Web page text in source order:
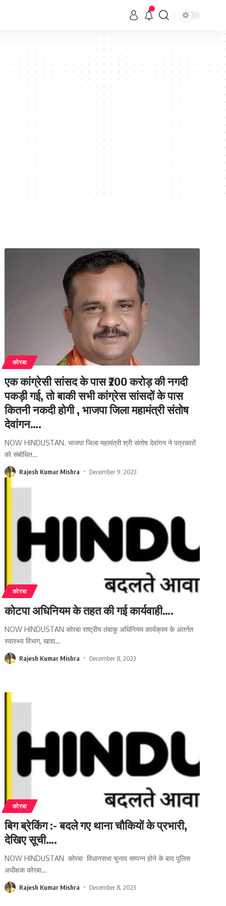
कोरबा
एक कांग्रेसी सांसद के पास ₹200 करोड़ की नगदी
पकड़ी गई, तो बाकी सभी कांग्रेस सांसदों के पास
कितनी नकदी होगी , भाजपा जिला महामंत्री संतोष
देवांगन….
NOW HINDUSTAN. भाजपा जिला महामंत्री श्री संतोष देवांगन ने पत्रकारों
को संबोधित…
Rajesh Kumar Mishra December 9, 2023
कोरबा
कोटपा अधिनियम के तहत की गई कार्यवाही….
NOW HINDUSTAN कोरबा राष्ट्रीय तंबाकू अधिनियम कार्यक्रम के अंतर्गत
स्वास्थ्य विभाग, खाद्य…
Rajesh Kumar Mishra December 8, 2023
कोरबा
बिग ब्रेकिंग :- बदले गए थाना चौकियों के प्रभारी,
देखिए सूची….
NOW HINDUSTAN कोरबा विधानसभा चुनाव सम्पन्न होने के बाद पुलिस
अधीक्षक कोरबा…
Rajesh Kumar Mishra December 8, 2023